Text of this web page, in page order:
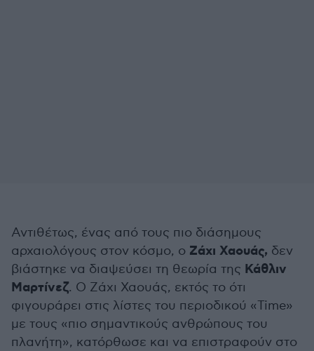
Αντιθέτως, ένας από τους πιο διάσημους
αρχαιολόγους στον κόσμο, ο Ζάχι Χαουάς, δεν
βιάστηκε να διαψεύσει τη θεωρία της Κάθλιν
Μαρτίνεζ. Ο Ζάχι Χαουάς, εκτός το ότι
φιγουράρει στις λίστες του περιοδικού «Time»
με τους «πιο σημαντικούς ανθρώπους του
πλανήτη», κατόρθωσε και να επιστραφούν στο